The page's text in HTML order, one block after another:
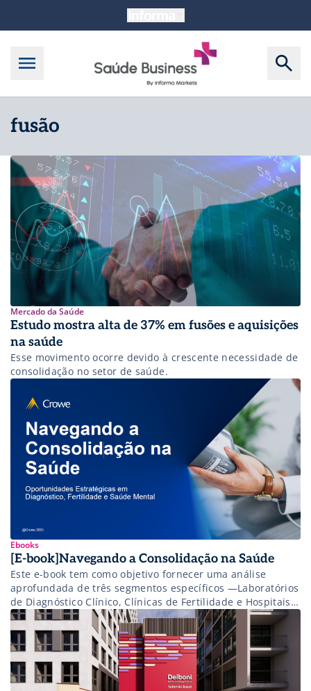
fusão
Mercado da Saúde
Estudo mostra alta de 37% em fusões e aquisições
na saúde
Esse movimento ocorre devido à crescente necessidade de
consolidação no setor de saúde.
Ebooks
[E-book]Navegando a Consolidação na Saúde
Este e-book tem como objetivo fornecer uma análise
aprofundada de três segmentos específicos —Laboratórios
de Diagnóstico Clínico, Clínicas de Fertilidade e Hospitais
de Saúde Mental. Serão explorados os drivers que
conferem valor a essas empresasnaperspectiva dos
consolidadores, os perfis de empresas-alvo procurados no
mercado e as considerações estratégicas para empresários
que visam otimizar a valorização […]